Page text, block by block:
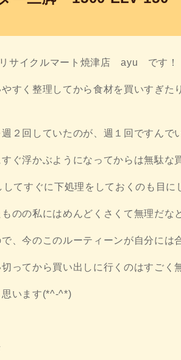
サイクルマート焼津店 ayu です！
すく整理してから食材を買いすぎた
２回していたのが、週１回ですんで
ぐ浮かぶようになってからは無駄な
てすぐに下処理をしておくのも目に
のの私にはめんどくさくて無理だな
、今のこのルーティーンが自分には
ってから買い出しに行くのはすごく
います(*^-^*)